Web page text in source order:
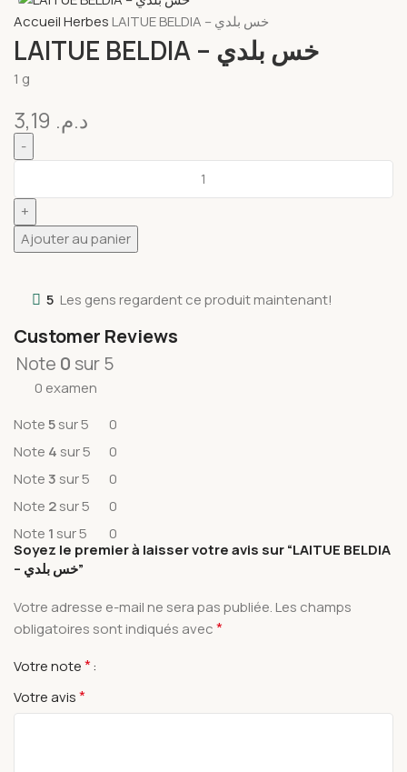
AccueilHerbes LAITUE BELDIA – خس بلدي
LAITUE BELDIA – خس بلدي
1 g
د.م.
Ajouter au panier
5 Les gens regardent ce produit maintenant!
Customer Reviews
Note 0 sur 5
0 examen
Note5sur 5
0
Note 4 sur 5
0
Note3 sur 5
0
Note 2sur 5
0
Note 1 sur 5 0
Soyez le premier à laisser votre avis sur “LAITUE BELDIA
– خس بلدي”
Votre adresse e-mail ne sera pas publiée. Les champs
obligatoires sont indiqués avec*
Votre note*
Votre avis*